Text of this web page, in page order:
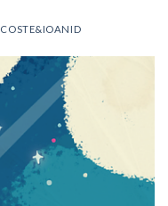
COSTE&IOANID